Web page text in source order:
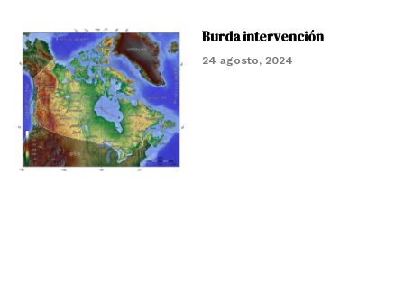
Burda intervención
24 agosto, 2024